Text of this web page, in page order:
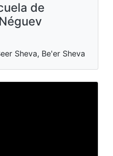
de
Sheva, Be'er Sheva